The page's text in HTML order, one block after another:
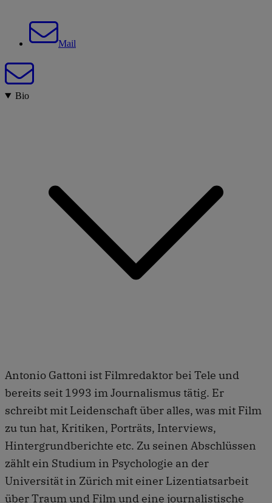
Mail
Bio
Antonio Gattoni ist Filmredaktor bei Tele und
bereits seit 1993 im Journalismus tätig. Er
schreibt mit Leidenschaft über alles, was mit Film
zu tun hat, Kritiken, Porträts, Interviews,
Hintergrundberichte etc. Zu seinen Abschlüssen
zählt ein Studium in Psychologie an der
Universität in Zürich mit einer Lizentiatsarbeit
über Traum und Film und eine journalistische